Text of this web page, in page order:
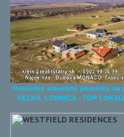
Posledné stavebné pozemky na
VEĽKÁ LOMNICA - TOP